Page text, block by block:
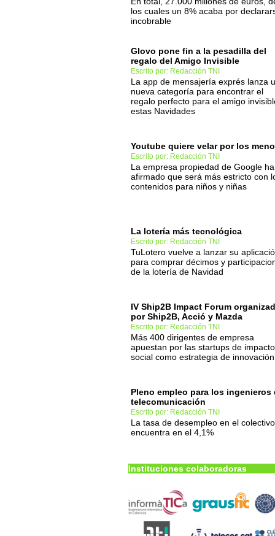
los cuales un 8% acaba por
incobrable
Glovo pone fin a la pesadilla del
regalo del Amigo Invisible
Escrito por: Redacción TNI
La app de mensajería exprés lanza
nueva categoría para encontrar el
regalo perfecto para el amigo
estas Navidades
Youtube quiere velar por los
Escrito por: Redacción TNI
La empresa propiedad de Google ha
afirmado que será más estricto con
contenidos para niños y niñas
La lotería más tecnológica
Escrito por: Redacción TNI
TuLotero vuelve a lanzar su
para comprar décimos y
de la lotería de Navidad
IV Ship2B Impact Forum
por Ship2B, Acció y Mazda
Escrito por: Redacción TNI
Más 400 dirigentes de empresa
apuestan por las startups de impacto
social como estrategia de innovación
Pleno empleo para los ingenieros
telecomunicación
Escrito por: Redacción TNI
La tasa de desempleo en el
encuentra en el 4,1%
Instituciones colaboradoras